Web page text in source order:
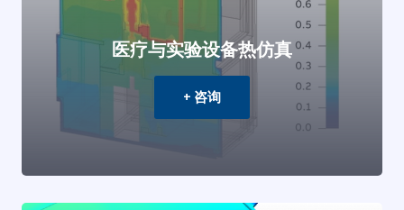
医疗与实验设备热仿真
+ 咨询